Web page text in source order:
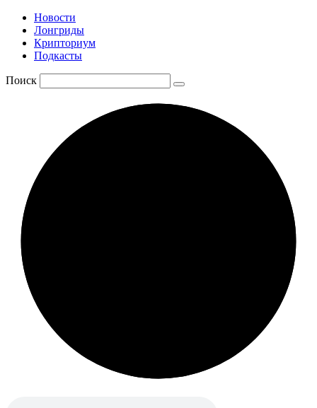
Новости
Лонгриды
Крипториум
Подкасты
Поиск